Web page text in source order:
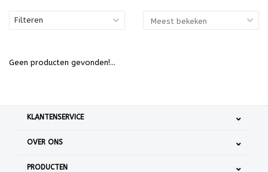
Filteren
Geen producten gevonden!...
KLANTENSERVICE
OVER ONS
PRODUCTEN